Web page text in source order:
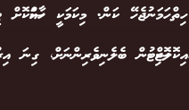
ހިތްހަމަނުޖެހޭ ކަން. މިކަމަކީ
ސައިކޮލޮޖިސްޓުން ބެލެނިވެރިންނަށް، ގިނަ